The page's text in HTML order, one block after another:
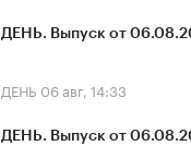
ДЕНЬ. Выпуск от
ДЕНЬ 06 авг, 14:33
ДЕНЬ. Выпуск от